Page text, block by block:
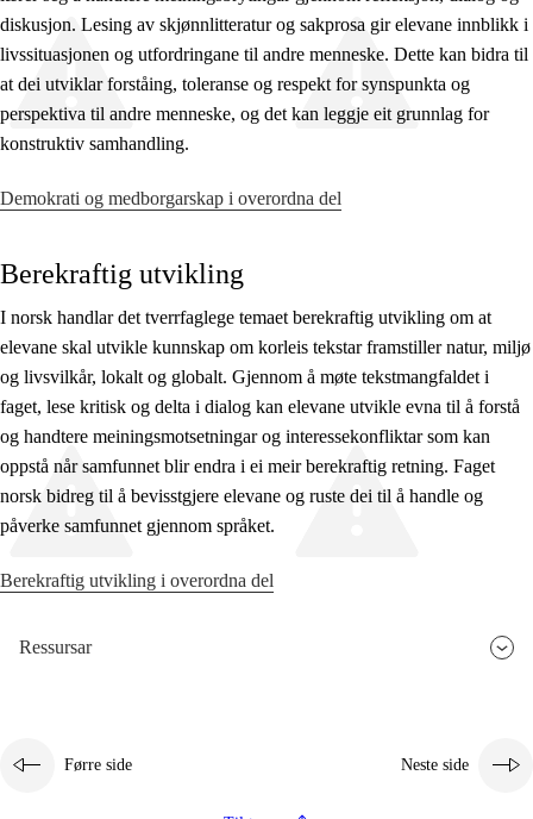
diskusjon. Lesing av skjønnlitteratur og sakprosa gir elevane innblikk i
livssituasjonen og utfordringane til andre menneske. Dette kan bidra til
at dei utviklar forståing, toleranse og respekt for synspunkta og
perspektiva til andre menneske, og det kan leggje eit grunnlag for
konstruktiv samhandling.
Demokrati og medborgarskap i overordna del
Berekraftig utvikling
I norsk handlar det tverrfaglege temaet berekraftig utvikling om at
elevane skal utvikle kunnskap om korleis tekstar framstiller natur, miljø
og livsvilkår, lokalt og globalt. Gjennom å møte tekstmangfaldet i
faget, lese kritisk og delta i dialog kan elevane utvikle evna til å forstå
og handtere meiningsmotsetningar og interessekonfliktar som kan
oppstå når samfunnet blir endra i ei meir berekraftig retning. Faget
norsk bidreg til å bevisstgjere elevane og ruste dei til å handle og
påverke samfunnet gjennom språket.
Berekraftig utvikling i overordna del
Ressursar
Førre side Neste side